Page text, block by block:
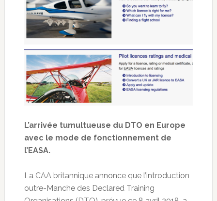
L’arrivée tumultueuse du DTO en Europe
avec le mode de fonctionnement de
l’EASA.
La CAA britannique annonce que l’introduction
outre-Manche des Declared Training